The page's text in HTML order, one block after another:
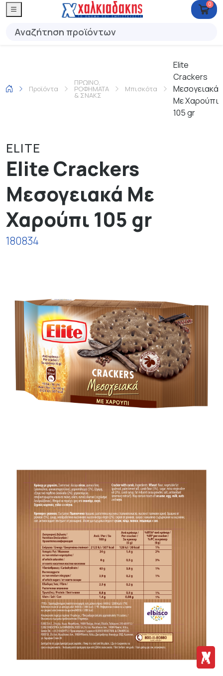
0
Προϊόντα
ΠΡΩΙΝΟ,
ΡΟΦΗΜΑΤΑ
& ΣΝΑΚΣ
Μπισκότα
Elite
Crackers
Μεσογειακά
Με Χαρούπι
105 gr
ELITE
Elite Crackers
Μεσογειακά Με
Χαρούπι 105 gr
180834